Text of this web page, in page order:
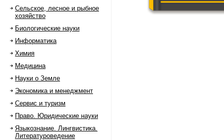
Сельское, лесное и рыбное
хозяйство
Биологические науки
Информатика
Химия
Медицина
Науки о Земле
Экономика и менеджмент
Сервис и туризм
Право. Юридические науки
Языкознание. Лингвистика.
Литературоведение